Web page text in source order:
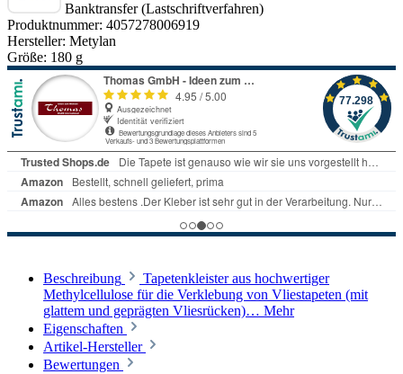
Banktransfer (Lastschriftverfahren)
Produktnummer: 4057278006919
Hersteller: Metylan
Größe: 180 g
Beschreibung
Tapetenkleister aus hochwertiger
Methylcellulose für die Verklebung von Vliestapeten (mit
glattem und geprägten Vliesrücken)… Mehr
Eigenschaften
Artikel-Hersteller
Bewertungen